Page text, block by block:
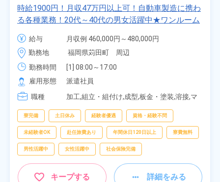
時給1900円！月収47万円以上可！自動車製造に携わ
る各種業務！20代～40代の男女活躍中★ワンルーム
寮無料！マイカー通勤OK！無料駐車場あり！赴任旅
費会社負担！社員食堂あり！日払いあり！土日休
み！特別賞与90万円支給！《福岡県京都郡苅田町》
給与
月収例 460,000円～480,000円
時給 1,900円～1,900円
勤務地
福岡県苅田町　周辺
勤務時間
[1] 08:00～17:00
[2] 20:00～05:00
[3] 06:30～15:00
[4] 14:30～23:00
雇用形態
派遣社員
職種
加工,組立・組付け,成型,板金・塗装,溶接,マ
査,物流・配送
寮完備 土日休み 経験者優遇 資格・経験不問
未経験者OK 赴任旅費あり 年間休日120日以上 寮費無料
男性活躍中 女性活躍中 社会保険完備
キープする 詳細をみる